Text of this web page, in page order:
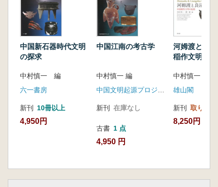
する研究」「Ⅲ 出土遺物の考古科学的研究」
の3部構成としたが、この区分もまた便宜的な
ものである。いわゆる文系の学問と考えられて
いる考古学であるが、実は自然科学者との協働
なくしてはもはや成り立たなくなっている。逆
古学は新たな飛躍のチャンスを手に入れた。伝
統的な学問としての「中国学」の世界に新風を
こにある。
现代人的日常生活,与动物、植物、矿物这些
自然物品的关系变得非常疏远。但是,在新石器
是建筑材料,自然物品是日常生活中常见的存
在。换句话说,自然物品在当时的生活文化中占
中国新石器時代文明
の探求
中村慎一 編
六一書房
新刊 10冊以上
4,950円
中国江南の考古学
中村慎一 編
中国文明起源プロジェクト
新刊 在庫なし
古書 1 点
4,950 円
河姆渡と良
稲作文明の
中村慎一 編集
雄山閣
新刊 取り寄せ
8,250円